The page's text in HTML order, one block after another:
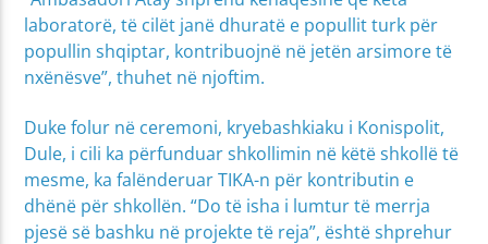
laboratorë, të cilët janë dhuratë e popullit turk për
popullin shqiptar, kontribuojnë në jetën arsimore të
nxënësve”, thuhet në njoftim.
Duke folur në ceremoni, kryebashkiaku i Konispolit,
Dule, i cili ka përfunduar shkollimin në këtë shkollë të
mesme, ka falënderuar TIKA-n për kontributin e
dhënë për shkollën. “Do të isha i lumtur të merrja
pjesë së bashku në projekte të reja”, është shprehur